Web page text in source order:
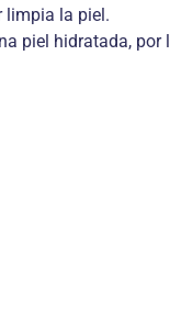
limpia la piel.
piel hidratada,